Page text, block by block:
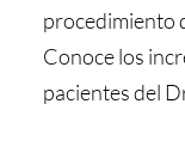
procedimiento
Conoce los
pacientes del